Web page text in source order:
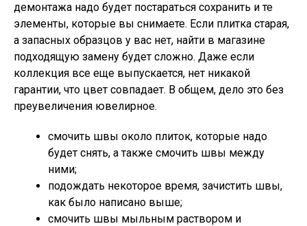
демонтажа надо будет постараться сохранить и те
элементы, которые вы снимаете. Если плитка старая,
а запасных образцов у вас нет, найти в магазине
подходящую замену будет сложно. Даже если
коллекция все еще выпускается, нет никакой
гарантии, что цвет совпадает. В общем, дело это без
преувеличения ювелирное.
смочить швы около плиток, которые надо
будет снять, а также смочить швы между
ними;
подождать некоторое время, зачистить швы,
как было написано выше;
смочить швы мыльным раствором и